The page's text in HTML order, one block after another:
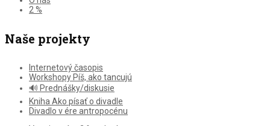
2 %
Naše projekty
Internetový časopis
Workshopy Píš, ako tancujú
🔊 Prednášky/diskusie
Kniha Ako písať o divadle
Divadlo v ére antropocénu